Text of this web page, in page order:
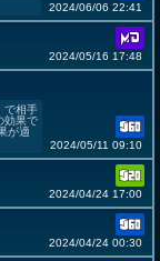
2024/06/06 22:41
2024/05/16 17:48
で相手
効果で
が適
2024/05/11 09:10
2024/04/24 17:00
2024/04/24 00:30